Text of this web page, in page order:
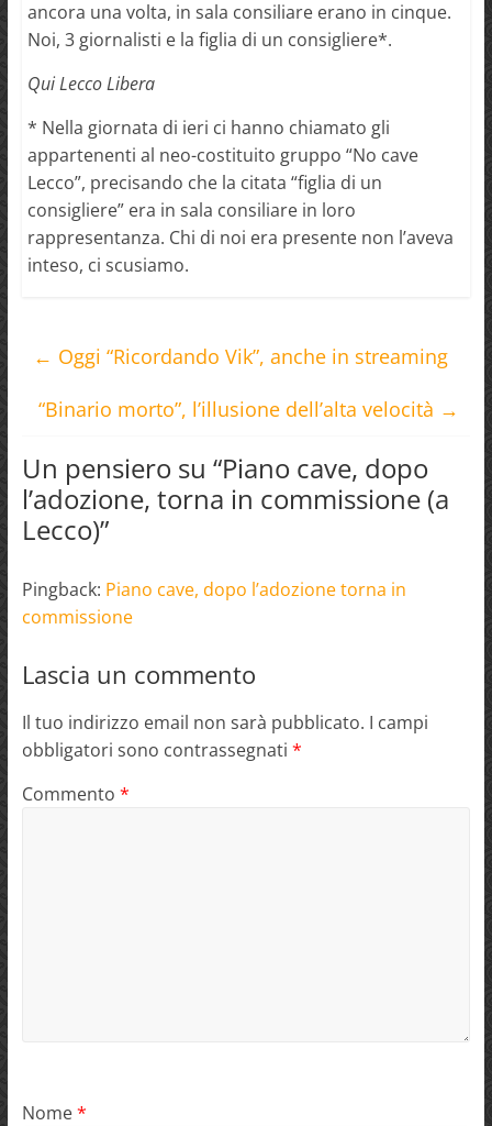
ancora una volta, in sala consiliare erano in cinque.
Noi, 3 giornalisti e la figlia di un consigliere*.
Qui Lecco Libera
* Nella giornata di ieri ci hanno chiamato gli
appartenenti al neo-costituito gruppo “No cave
Lecco”, precisando che la citata “figlia di un
consigliere” era in sala consiliare in loro
rappresentanza. Chi di noi era presente non l’aveva
inteso, ci scusiamo.
← Oggi “Ricordando Vik”, anche in streaming
“Binario morto”, l’illusione dell’alta velocità →
Un pensiero su “Piano cave, dopo
l’adozione, torna in commissione (a
Lecco)”
Pingback: Piano cave, dopo l’adozione torna in
commissione
Lascia un commento
Il tuo indirizzo email non sarà pubblicato. I campi
obbligatori sono contrassegnati *
Commento *
Nome*